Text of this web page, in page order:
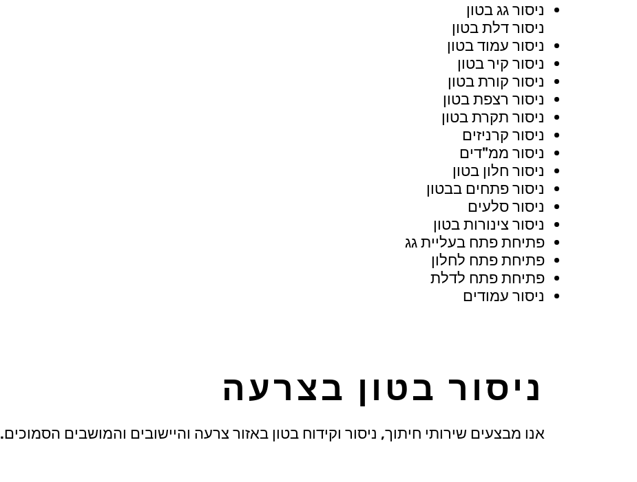
ניסור גג בטון
ניסור דלת בטון
ניסור עמוד בטון
ניסור קיר בטון
ניסור קורת בטון
ניסור רצפת בטון
ניסור תקרת בטון
ניסור קרניזים
ניסור ממ"דים
ניסור חלון בטון
ניסור פתחים בבטון
ניסור סלעים
ניסור צינורות בטון
פתיחת פתח בעליית גג
פתיחת פתח לחלון
פתיחת פתח לדלת
ניסור עמודים
ניסור בטון בצרעה
אנו מבצעים שירותי חיתוך, ניסור וקידוח בטון באזור צרעה והיישובים והמושבים הסמוכים.